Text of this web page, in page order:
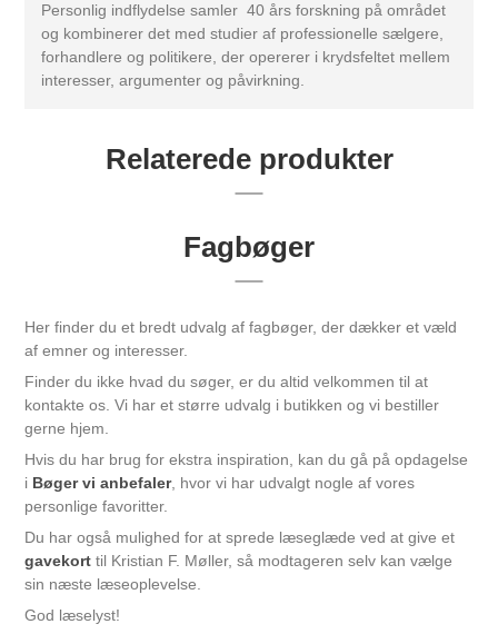
Personlig indflydelse samler 40 års forskning på området
og kombinerer det med studier af professionelle sælgere,
forhandlere og politikere, der opererer i krydsfeltet mellem
interesser, argumenter og påvirkning.
Relaterede produkter
Fagbøger
Her finder du et bredt udvalg af fagbøger, der dækker et væld
af emner og interesser.
Finder du ikke hvad du søger, er du altid velkommen til at
kontakte os. Vi har et større udvalg i butikken og vi bestiller
gerne hjem.
Hvis du har brug for ekstra inspiration, kan du gå på opdagelse
i Bøger vi anbefaler, hvor vi har udvalgt nogle af vores
personlige favoritter.
Du har også mulighed for at sprede læseglæde ved at give et
gavekort til Kristian F. Møller, så modtageren selv kan vælge
sin næste læseoplevelse.
God læselyst!